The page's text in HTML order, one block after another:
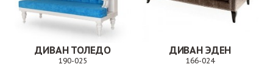
ДИВАН ТОЛЕДО
190-025
ДИВАН ЭДЕН
166-024